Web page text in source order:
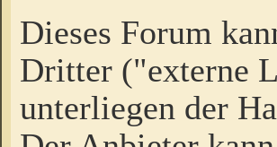
Dieses Forum
Dritter ("externe
unterliegen der